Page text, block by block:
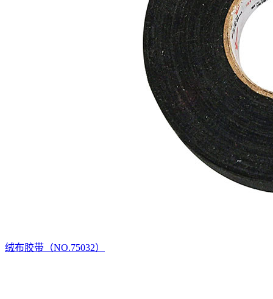
绒布胶带（NO.75032）